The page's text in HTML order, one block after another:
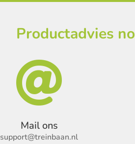
Productadvies

Mail ons
support@treinbaan.nl